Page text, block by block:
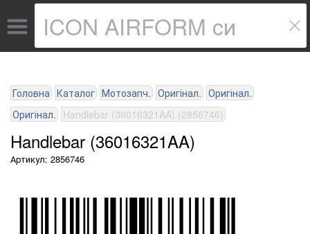
Головна Каталог Мотозапч. Оригінал. Оригінал.
Оригінал. Handlebar (36016321AA) (2856746)
Handlebar (36016321AA)
Артикул: 2856746